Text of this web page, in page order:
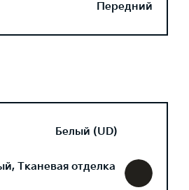
Передний
Белый (UD)
Тканевая отделка